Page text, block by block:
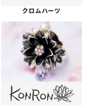
クロムハーツ